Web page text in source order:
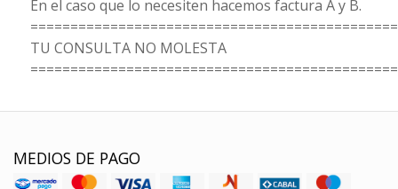
En el caso que lo necesiten hacemos factura A y B.
TU CONSULTA NO MOLESTA
MEDIOS DE PAGO